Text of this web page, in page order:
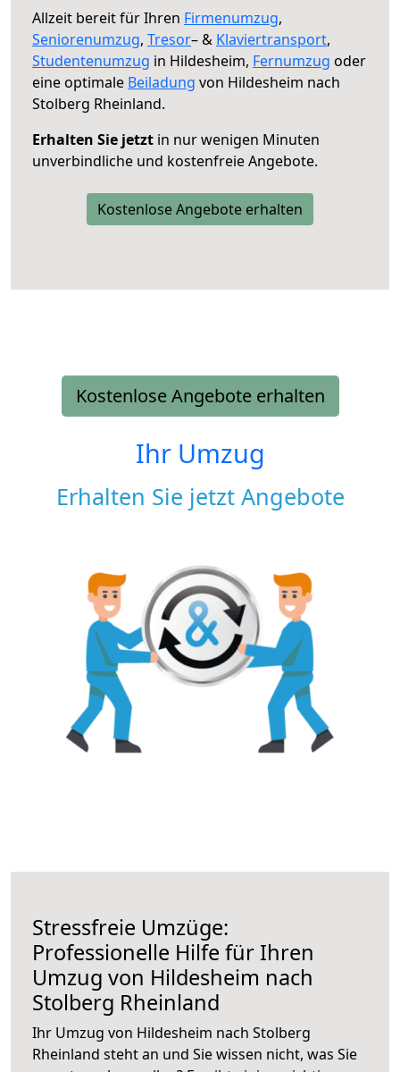
Allzeit bereit für Ihren Firmenumzug,
Seniorenumzug, Tresor– & Klaviertransport,
Studentenumzug in Hildesheim, Fernumzug oder
eine optimale Beiladung von Hildesheim nach
Stolberg Rheinland.
Erhalten Sie jetzt in nur wenigen Minuten
unverbindliche und kostenfreie Angebote.
Kostenlose Angebote erhalten
Kostenlose Angebote erhalten
Ihr Umzug
Erhalten Sie jetzt Angebote
Stressfreie Umzüge:
Professionelle Hilfe für Ihren
Umzug von Hildesheim nach
Stolberg Rheinland
Ihr Umzug von Hildesheim nach Stolberg
Rheinland steht an und Sie wissen nicht, was Sie